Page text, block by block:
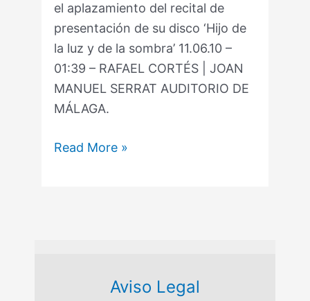
el aplazamiento del recital de
presentación de su disco ‘Hijo de
la luz y de la sombra’ 11.06.10 –
01:39 – RAFAEL CORTÉS | JOAN
MANUEL SERRAT AUDITORIO DE
MÁLAGA.
Read More »
Aviso Legal